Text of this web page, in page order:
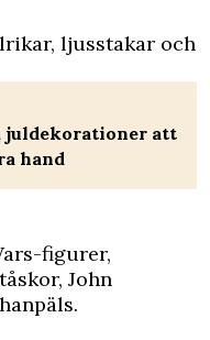
ljusstakar och
juldekorationer att
hand
figurer,
John